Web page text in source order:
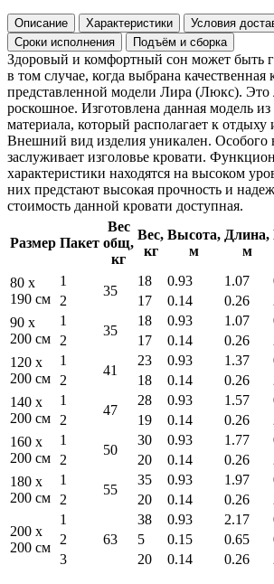
Описание Характеристики Условия
Сроки исполнения
Подъём и сборка
Здоровый и комфортный сон может быть
в том случае, когда выбрана качественная
представленной модели Лира (Люкс). Это
роскошное. Изготовлена данная модель из
материала, который располагает к отдыху
Внешний вид изделия уникален. Особого
заслуживает изголовье кровати.
характеристики находятся на высоком
них предстают высокая прочность и
стоимость данной кровати доступная.
Размер Пакет
Вес
общ,
кг
Вес,
кг
Высота,
м
Длина,
м
80 x
190 см
1
35
18 0.93 1.07
2 17 0.14 0.26
90 x
200 см
1
35
18 0.93 1.07
2 17 0.14 0.26
120 x
200 см
1
41
23 0.93 1.37
2 18 0.14 0.26
140 x
200 см
1
47
28 0.93 1.57
2 19 0.14 0.26
160 x
200 см
1
50
30 0.93 1.77
2 20 0.14 0.26
180 x
200 см
1
55
35 0.93 1.97
2 20 0.14 0.26
200 x
200 см
1
63
38 0.93 2.17
2 5 0.15 0.65
3
20 0.14 0.26